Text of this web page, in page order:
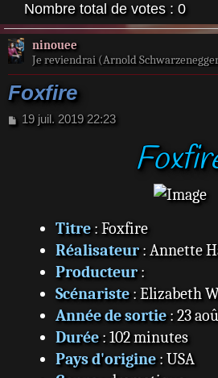
Nombre total de votes : 0
ninouee
Je reviendrai (Arnold
Foxfire
M19 juil. 2019 22:23
Titre: Foxfire
Réalisateur: Annette
Producteur:
Scénariste: Elizabeth
Année de sortie: 23
Durée: 102 minutes
Pays d'origine: USA